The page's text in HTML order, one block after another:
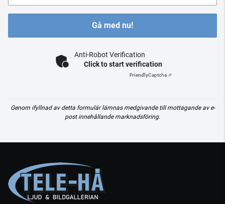
Gå med nu!
Anti-Robot Verification
Click to start verification
FriendlyCaptcha ⇗
Genom ifyllnad av detta formulär lämnas medgivande till mottagande av e-
post innehållande marknadsföring.